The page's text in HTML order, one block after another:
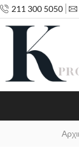
211 300 5050